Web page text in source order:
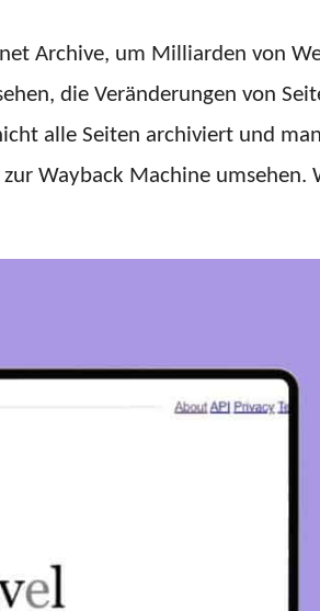
Archive, um Milliarden von
die Veränderungen von
alle Seiten archiviert und
Wayback Machine umsehen.